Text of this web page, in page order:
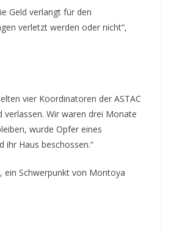
Geld verlangt für den
verletzt werden oder nicht“,
vier Koordinatoren der ASTAC
Wir waren drei Monate
wurde Opfer eines
ihr Haus beschossen.“
ein Schwerpunkt von Montoya